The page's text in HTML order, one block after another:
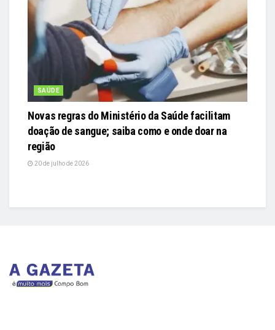
SAÚDE
Novas regras do Ministério da Saúde facilitam
doação de sangue; saiba como e onde doar na
região
20 de julho de 2026